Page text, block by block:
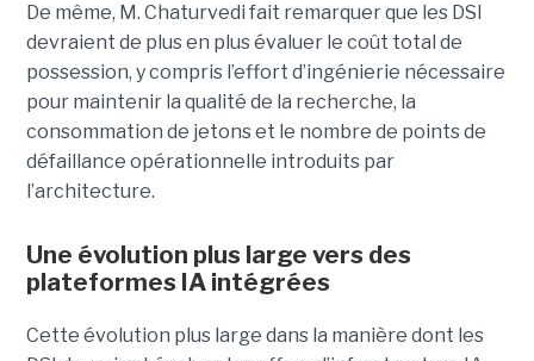
De même, M. Chaturvedi fait remarquer que les DSI
devraient de plus en plus évaluer le coût total de
possession, y compris l’effort d’ingénierie nécessaire
pour maintenir la qualité de la recherche, la
consommation de jetons et le nombre de points de
défaillance opérationnelle introduits par
l’architecture.
Une évolution plus large vers des
plateformes IA intégrées
Cette évolution plus large dans la manière dont les